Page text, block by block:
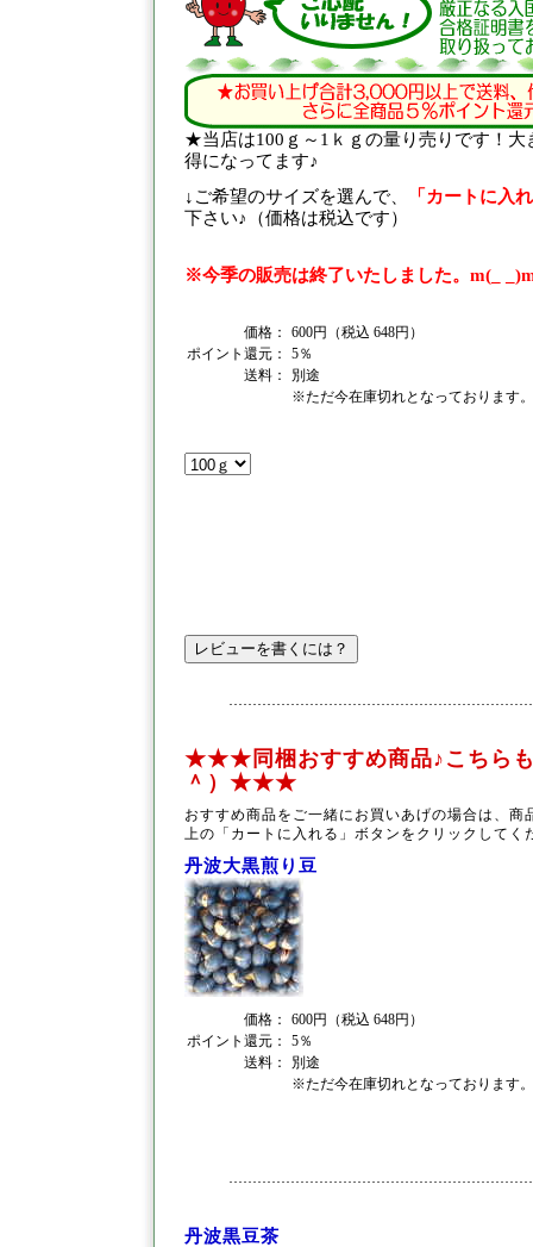
★当店は100ｇ～1ｋｇの量り売りです！大
得になってます♪
↓ご希望のサイズを選んで、
「カートに入
下さい♪（価格は税込です）
※今季の販売は終了いたしました。m(_
価格：
600円（税込 648円）
ポイント還元：
5％
送料：
別途
※ただ今在庫切れとなっております
★★★同梱おすすめ商品♪こちらも
＾）★★★
おすすめ商品をご一緒にお買いあげの場合は、商
上の「カートに入れる」ボタンをクリックしてく
丹波大黒煎り豆
価格：
600円（税込 648円）
ポイント還元：
5％
送料：
別途
※ただ今在庫切れとなっております
丹波黒豆茶